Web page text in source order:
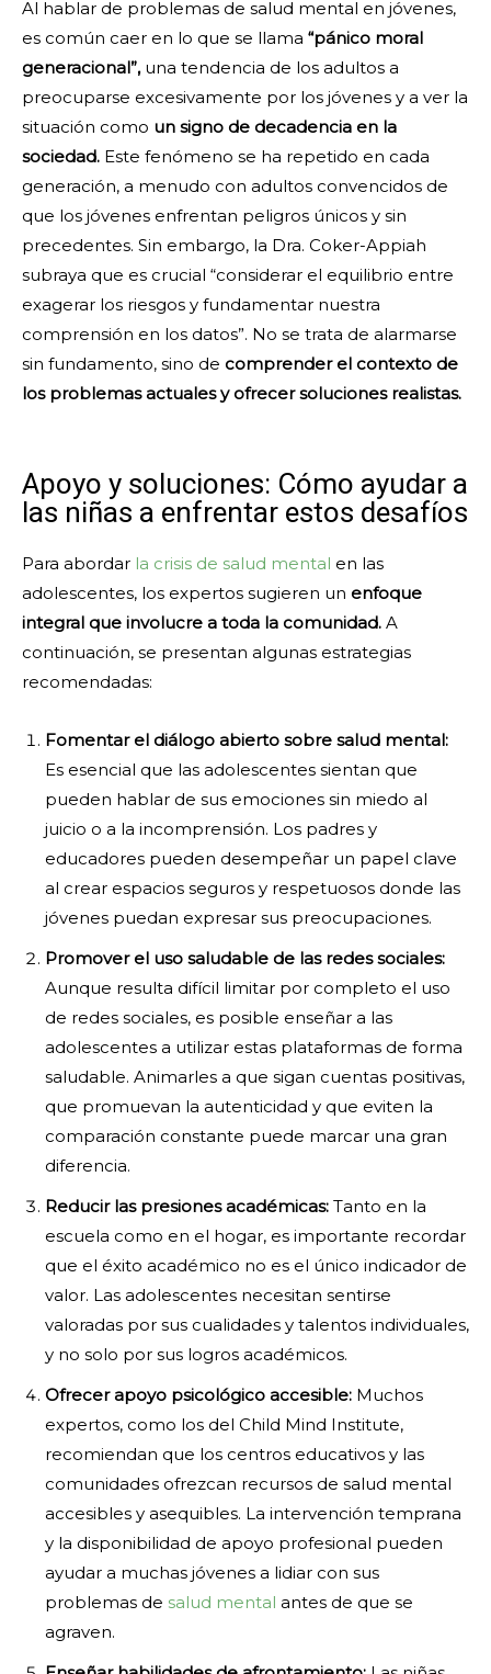
Al hablar de problemas de salud mental en jóvenes,
es común caer en lo que se llama “pánico moral
generacional”,una tendencia de los adultos a
preocuparse excesivamente por los jóvenes y a ver la
situación como un signo de decadencia en la
sociedad. Este fenómeno se ha repetido en cada
generación, a menudo con adultos convencidos de
que los jóvenes enfrentan peligros únicos y sin
precedentes. Sin embargo, la Dra. Coker-Appiah
subraya que es crucial “considerar el equilibrio entre
exagerar los riesgos y fundamentar nuestra
comprensión en los datos”. No se trata de alarmarse
sin fundamento, sino de comprender el contexto de
los problemas actuales y ofrecer soluciones realistas.
Apoyo y soluciones: Cómo ayudar a
las niñas a enfrentar estos desafíos
Para abordar la crisis de salud mental en las
adolescentes, los expertos sugieren un enfoque
integral que involucre a toda la comunidad. A
continuación, se presentan algunas estrategias
recomendadas:
Fomentar el diálogo abierto sobre salud mental:
Es esencial que las adolescentes sientan que
pueden hablar de sus emociones sin miedo al
juicio o a la incomprensión. Los padres y
educadores pueden desempeñar un papel clave
al crear espacios seguros y respetuosos donde las
jóvenes puedan expresar sus preocupaciones.
Promover el uso saludable de las redes sociales:
Aunque resulta difícil limitar por completo el uso
de redes sociales, es posible enseñar a las
adolescentes a utilizar estas plataformas de forma
saludable. Animarles a que sigan cuentas positivas,
que promuevan la autenticidad y que eviten la
comparación constante puede marcar una gran
diferencia.
Reducir las presiones académicas: Tanto en la
escuela como en el hogar, es importante recordar
que el éxito académico no es el único indicador de
valor. Las adolescentes necesitan sentirse
valoradas por sus cualidades y talentos individuales,
y no solo por sus logros académicos.
Ofrecer apoyo psicológico accesible: Muchos
expertos, como los del Child Mind Institute,
recomiendan que los centros educativos y las
comunidades ofrezcan recursos de salud mental
accesibles y asequibles. La intervención temprana
y la disponibilidad de apoyo profesional pueden
ayudar a muchas jóvenes a lidiar con sus
problemas de salud mental antes de que se
agraven.